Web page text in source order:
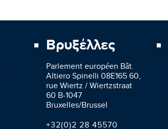
Βρυξέλλες
Parlement européen Bât.
Altiero Spinelli 08E165 60,
rue Wiertz / Wiertzstraat
60 B-1047
Bruxelles/Brussel
+32(0)2 28 45570